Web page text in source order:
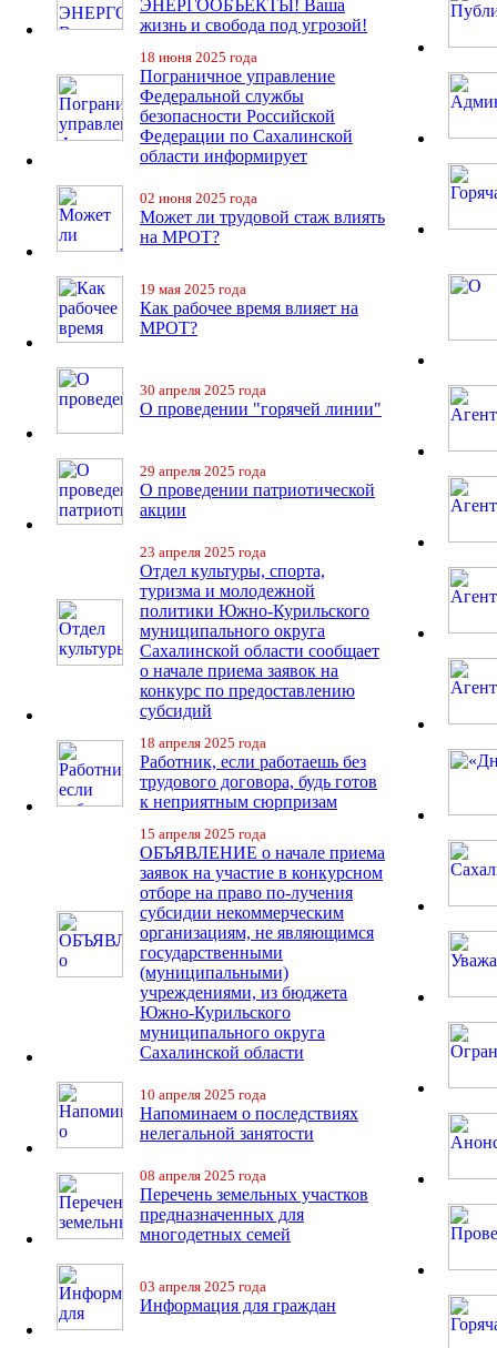
ЭНЕРГООБЪЕКТЫ! Ваша
жизнь и свобода под угрозой!
18 июня 2025 года
Пограничное управление
Федеральной службы
безопасности Российской
Федерации по Сахалинской
области информирует
02 июня 2025 года
Может ли трудовой стаж влиять
на МРОТ?
19 мая 2025 года
Как рабочее время влияет на
МРОТ?
30 апреля 2025 года
О проведении "горячей линии"
29 апреля 2025 года
О проведении патриотической
акции
23 апреля 2025 года
Отдел культуры, спорта,
туризма и молодежной
политики Южно-Курильского
муниципального округа
Сахалинской области сообщает
о начале приема заявок на
конкурс по предоставлению
субсидий
18 апреля 2025 года
Работник, если работаешь без
трудового договора, будь готов
к неприятным сюрпризам
15 апреля 2025 года
ОБЪЯВЛЕНИЕ о начале приема
заявок на участие в конкурсном
отборе на право по-лучения
субсидии некоммерческим
организациям, не являющимся
государственными
(муниципальными)
учреждениями, из бюджета
Южно-Курильского
муниципального округа
Сахалинской области
10 апреля 2025 года
Напоминаем о последствиях
нелегальной занятости
08 апреля 2025 года
Перечень земельных участков
предназначенных для
многодетных семей
03 апреля 2025 года
Информация для граждан